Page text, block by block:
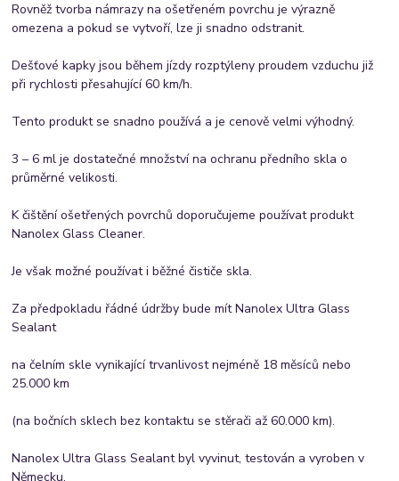
Rovněž tvorba námrazy na ošetřeném povrchu je výrazně
omezena a pokud se vytvoří, lze ji snadno odstranit.
Dešťové kapky jsou během jízdy rozptýleny proudem vzduchu již
při rychlosti přesahující 60 km/h.
Tento produkt se snadno používá a je cenově velmi výhodný.
3 – 6 ml je dostatečné množství na ochranu předního skla o
průměrné velikosti.
K čištění ošetřených povrchů doporučujeme používat produkt
Nanolex Glass Cleaner.
Je však možné používat i běžné čističe skla.
Za předpokladu řádné údržby bude mít Nanolex Ultra Glass
Sealant
na čelním skle vynikající trvanlivost nejméně 18 měsíců nebo
25.000 km
(na bočních sklech bez kontaktu se stěrači až 60.000 km).
Nanolex Ultra Glass Sealant byl vyvinut, testován a vyroben v
Německu.